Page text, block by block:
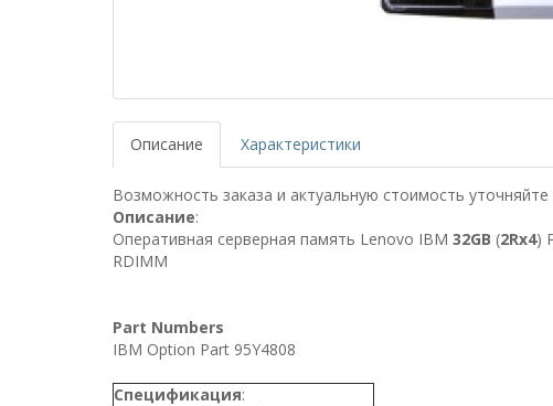
Описание Характеристики
Возможность заказа и актуальную стоимость уточняйте
Описание:
Оперативная серверная память Lenovo IBM 32GB (2Rx4)
RDIMM
Part Numbers
IBM Option Part 95Y4808
Спецификация: